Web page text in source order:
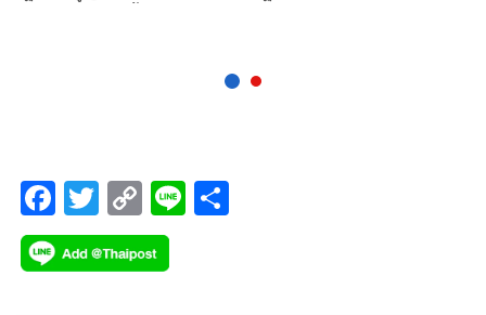
F
ac
e
T
wi
tt
C
o
p
Li